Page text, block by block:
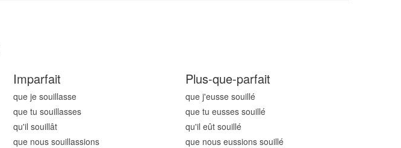
Imparfait
que je souillasse
que tu souillasses
qu'il souillât
que nous souillassions
Plus-que-parfait
que j'eusse souillé
que tu eusses souillé
qu'il eût souillé
que nous eussions souillé